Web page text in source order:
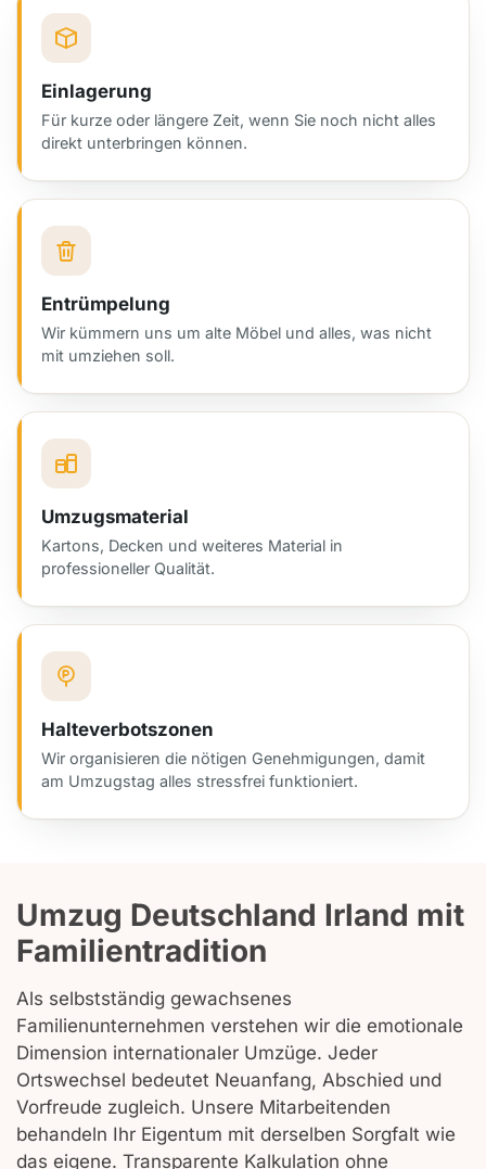
Einlagerung
Für kurze oder längere Zeit, wenn Sie noch nicht alles
direkt unterbringen können.
Entrümpelung
Wir kümmern uns um alte Möbel und alles, was nicht
mit umziehen soll.
Umzugsmaterial
Kartons, Decken und weiteres Material in
professioneller Qualität.
Halteverbotszonen
Wir organisieren die nötigen Genehmigungen, damit
am Umzugstag alles stressfrei funktioniert.
Umzug Deutschland Irland mit
Familientradition
Als selbstständig gewachsenes
Familienunternehmen verstehen wir die emotionale
Dimension internationaler Umzüge. Jeder
Ortswechsel bedeutet Neuanfang, Abschied und
Vorfreude zugleich. Unsere Mitarbeitenden
behandeln Ihr Eigentum mit derselben Sorgfalt wie
das eigene. Transparente Kalkulation ohne